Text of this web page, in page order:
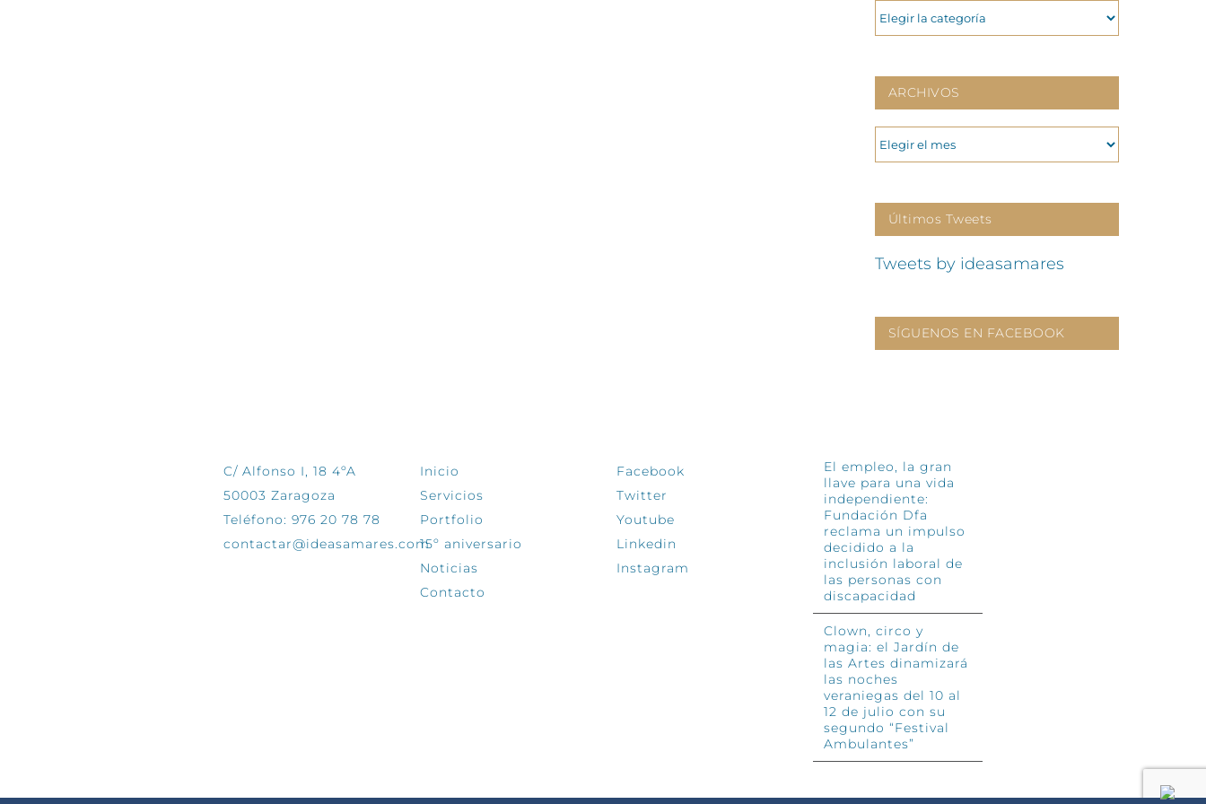
CATEGORIAS
ARCHIVOS
ARCHIVOS
Últimos Tweets
Tweets by ideasamares
SÍGUENOS EN FACEBOOK
C/ Alfonso I, 18 4ºA
50003 Zaragoza
Teléfono: 976 20 78 78
contactar@ideasamares.com
Inicio
Servicios
Portfolio
15º aniversario
Noticias
Contacto
Facebook
Twitter
Youtube
Linkedin
Instagram
El empleo, la gran
llave para una vida
independiente:
Fundación Dfa
reclama un impulso
decidido a la
inclusión laboral de
las personas con
discapacidad
Clown, circo y
magia: el Jardín de
las Artes dinamizará
las noches
veraniegas del 10 al
12 de julio con su
segundo “Festival
Ambulantes”